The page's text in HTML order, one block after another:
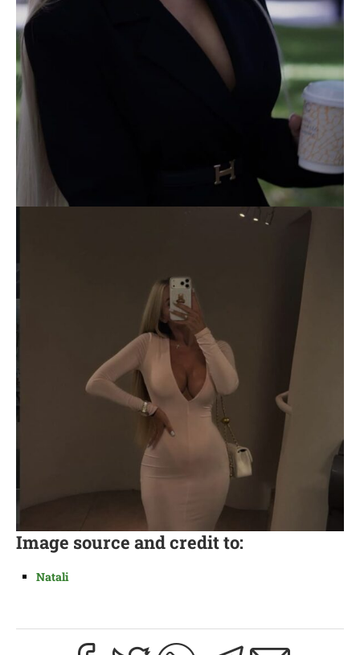
Image source and credit to:
Natali